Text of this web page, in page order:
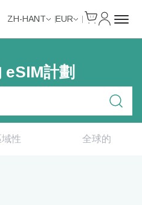
ZH-HANT EUR
eSIM計劃
域性 全球的